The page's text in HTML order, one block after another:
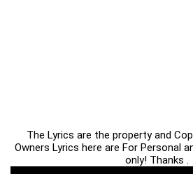
The Lyrics are the property and
Owners Lyrics here are For Personal
only! Thanks .